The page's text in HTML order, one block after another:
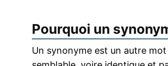
Pourquoi un
Un synonyme est un autre